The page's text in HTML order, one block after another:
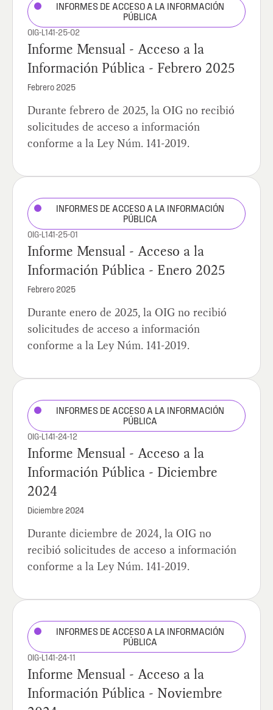
INFORMES DE ACCESO A LA INFORMACIÓN
PÚBLICA
OIG-L141-25-02
Informe Mensual - Acceso a la
Información Pública - Febrero 2025
Febrero 2025
Durante febrero de 2025, la OIG no recibió
solicitudes de acceso a información
conforme a la Ley Núm. 141-2019.
INFORMES DE ACCESO A LA INFORMACIÓN
PÚBLICA
OIG-L141-25-01
Informe Mensual - Acceso a la
Información Pública - Enero 2025
Febrero 2025
Durante enero de 2025, la OIG no recibió
solicitudes de acceso a información
conforme a la Ley Núm. 141-2019.
INFORMES DE ACCESO A LA INFORMACIÓN
PÚBLICA
OIG-L141-24-12
Informe Mensual - Acceso a la
Información Pública - Diciembre
2024
Diciembre 2024
Durante diciembre de 2024, la OIG no
recibió solicitudes de acceso a información
conforme a la Ley Núm. 141-2019.
INFORMES DE ACCESO A LA INFORMACIÓN
PÚBLICA
OIG-L141-24-11
Informe Mensual - Acceso a la
Información Pública - Noviembre